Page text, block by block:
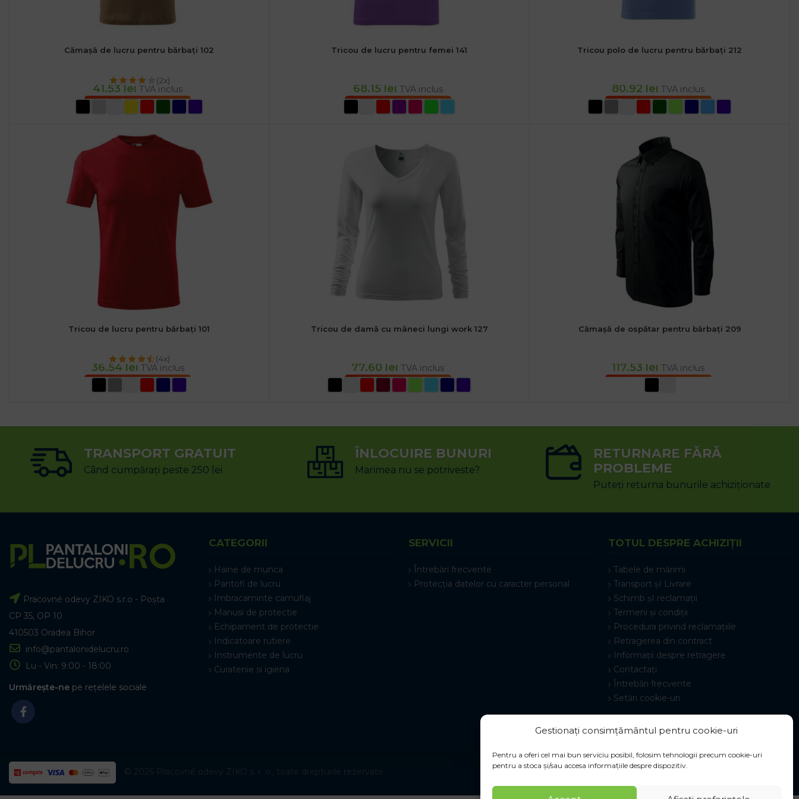
Gestionați consimțământul pentru cookie-uri
Pentru a oferi cel mai bun serviciu posibil, folosim tehnologii precum cookie-uri
pentru a stoca și/sau accesa informațiile despre dispozitiv.
Cămașă de lucru pentru bărbați 102
(2x)
41.53 lei TVA inclus
Tricou de lucru pentru femei 141
68.15 lei TVA inclus
Tricou polo de lucru pentru bărbați 212
80.92 lei TVA inclus
Tricou de lucru pentru bărbați 101
(4x)
36.54lei TVA inclus
Tricou de damă cu mâneci lungi work 127
77.60 lei TVA inclus
Cămașă de ospătar pentru bărbați 209
117.53 lei TVA inclus
TRANSPORT GRATUIT
Când cumpărați peste 250 lei
ÎNLOCUIRE BUNURI
Marimea nu se potriveste?
RETURNARE FĂRĂ
PROBLEME
Puteți returna bunurile achiziționate
Pracovné odevy ZIKO s.r.o - Poșta
CP 35, OP 10
410503 Oradea Bihor
info@pantalonidelucru.ro
Lu - Vin: 9:00 - 18:00
Urmărește-ne pe rețelele sociale
CATEGORII
Haine de munca
Pantofi de lucru
Imbracaminte camuflaj
Manusi de protectie
Echipament de protectie
Indicatoare rutiere
Instrumente de lucru
Curatenie si igiena
SERVICII
Întrebări frecvente
Protecția datelor cu caracter personal
TOTUL DESPRE ACHIZIȚII
Tabele de mărimi
Transport șI Livrare
Schimb șI reclamații
Termeni și condiții
Procedura privind reclamațiile
Retragerea din contract
Informații despre retragere
Contactați
Întrebări frecvente
Setări cookie-uri